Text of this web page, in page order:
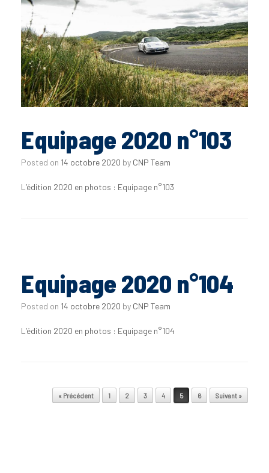
Equipage 2020 n°103
Posted on 14 octobre 2020 by CNP Team
L’édition 2020 en photos : Equipage n°103
Equipage 2020 n°104
Posted on 14 octobre 2020 by CNP Team
L’édition 2020 en photos : Equipage n°104
Post navigation
« Précédent 1 2 3 4 5 6 Suivant »